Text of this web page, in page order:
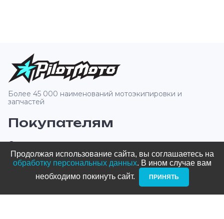
Более 45 000 наименований мотоэкипировки и
запчастей
Покупателям
О компании
Оплата и доставка
Новости и акции
Блог
Продолжая использование сайта, вы соглашаетесь на
обработку персональных данных. В ином случае вам
необходимо покинуть сайт. ­
ПРИНЯТЬ